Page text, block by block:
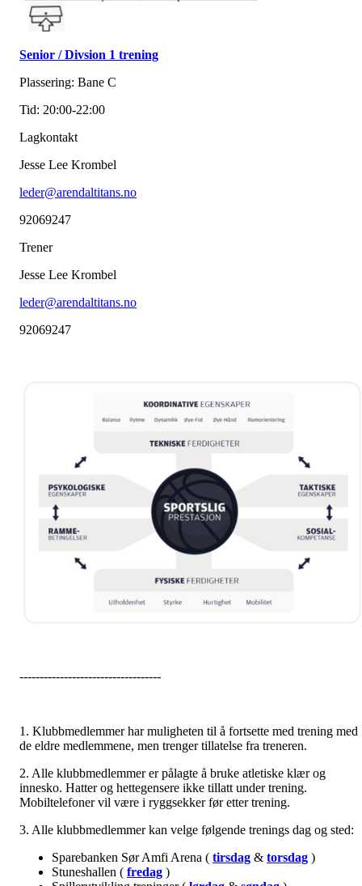
Senior / Divsion 1 trening
Plassering: Bane C
Tid: 20:00-22:00
Lagkontakt
Jesse Lee Krombel
leder@arendaltitans.no
92069247
Trener
Jesse Lee Krombel
leder@arendaltitans.no
92069247
-----------------------------------
1. Klubbmedlemmer har muligheten til å fortsette med trening med
de eldre medlemmene, men trenger tillatelse fra treneren.
2. Alle klubbmedlemmer er pålagte å bruke atletiske klær og
innesko. Hatter og hettegensere ikke tillatt under trening.
Mobiltelefoner vil være i ryggsekker før etter trening.
3. Alle klubbmedlemmer kan velge følgende trenings dag og sted:
Sparebanken Sør Amfi Arena ( tirsdag & torsdag )
Stuneshallen ( fredag )